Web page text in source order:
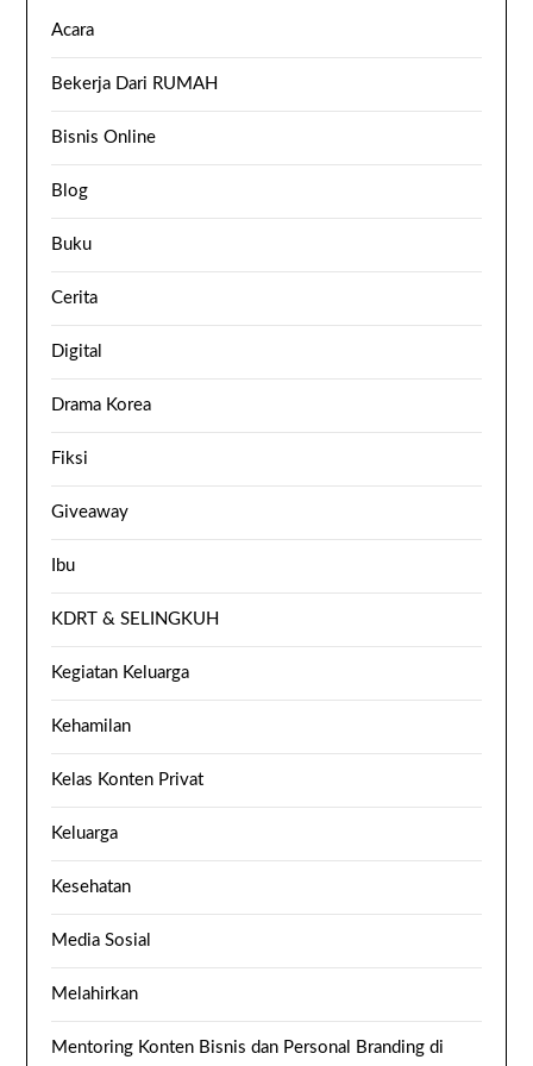
Acara
Bekerja Dari RUMAH
Bisnis Online
Blog
Buku
Cerita
Digital
Drama Korea
Fiksi
Giveaway
Ibu
KDRT & SELINGKUH
Kegiatan Keluarga
Kehamilan
Kelas Konten Privat
Keluarga
Kesehatan
Media Sosial
Melahirkan
Mentoring Konten Bisnis dan Personal Branding di